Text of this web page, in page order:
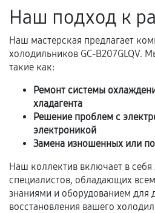
Самостоятельный ремонт
третьих лиц.
Естественный износ
Обращение после
срока.
Программные сбои, если
отдельных условиях.
Если
Наш подход к
Наш мастерская предлагает
холодильников GC-B207GLQV.
такие как:
Ремонт системы
хладагента
Решение проблем с
электроникой
Замена изношенных или
Наш коллектив включает в
специалистов, обладающих
знаниями и оборудованием для
восстановления вашего